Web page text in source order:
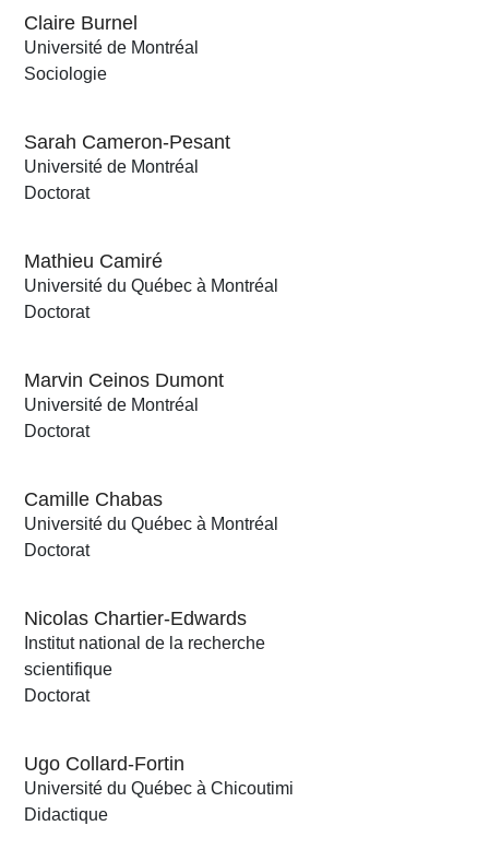
Claire Burnel
Université de Montréal
Sociologie
Sarah Cameron-Pesant
Université de Montréal
Doctorat
Mathieu Camiré
Université du Québec à Montréal
Doctorat
Marvin Ceinos Dumont
Université de Montréal
Doctorat
Camille Chabas
Université du Québec à Montréal
Doctorat
Nicolas Chartier-Edwards
Institut national de la recherche
scientifique
Doctorat
Ugo Collard-Fortin
Université du Québec à Chicoutimi
Didactique